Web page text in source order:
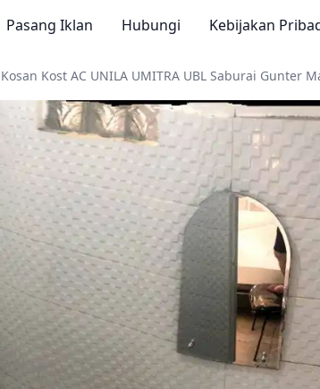
Pasang Iklan Hubungi Kebijakan
Kost AC UNILA UMITRA UBL Saburai Gunter